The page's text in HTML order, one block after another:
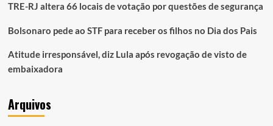
TRE-RJ altera 66 locais de votação por questões de segurança
Bolsonaro pede ao STF para receber os filhos no Dia dos Pais
Atitude irresponsável, diz Lula após revogação de visto de
embaixadora
Arquivos